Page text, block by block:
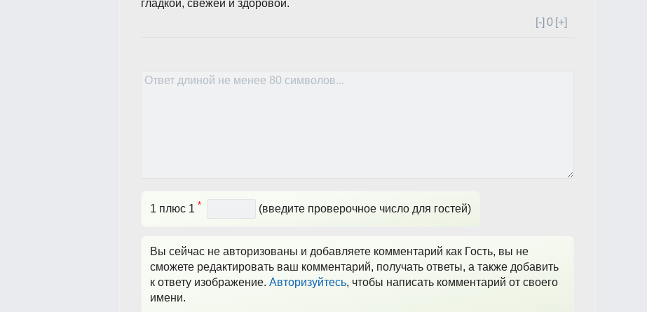
гладкой, свежей и здоровой.
[-] 0 [+]
1 плюс 1 * (введите проверочное число для гостей)
Вы сейчас не авторизованы и добавляете комментарий как Гость, вы не
сможете редактировать ваш комментарий, получать ответы, а также добавить
к ответу изображение. Авторизуйтесь, чтобы написать комментарий от своего
имени.